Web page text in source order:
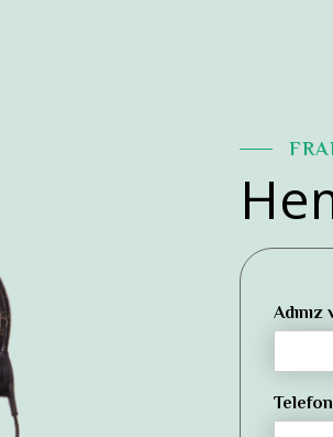
Adınız
Telefon